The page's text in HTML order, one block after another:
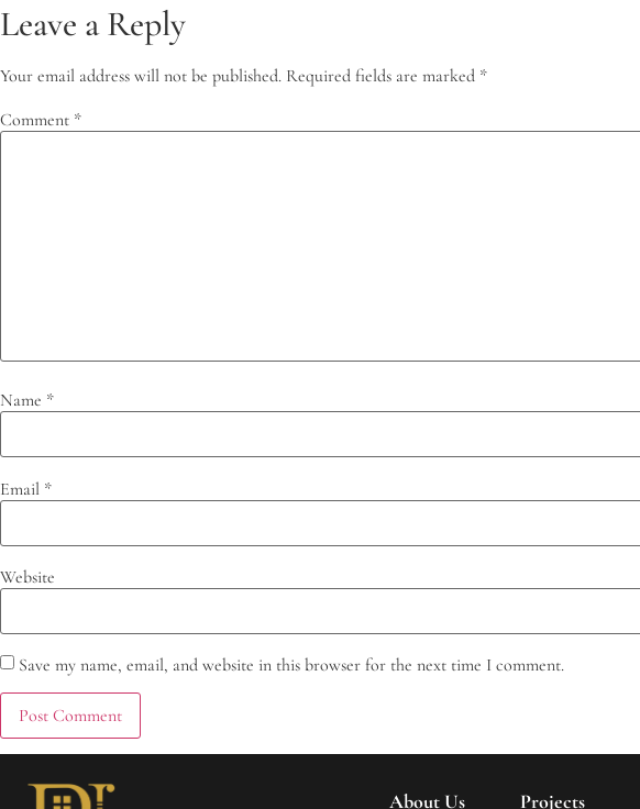
Leave a Reply
Your email address will not be published. Required fields are marked *
Comment *
Name *
Email *
Website
Save my name, email, and website in this browser for the next time I comment.
About Us Projects